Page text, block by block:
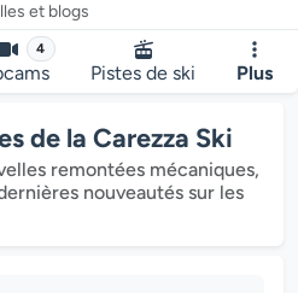
et blogs
4
Pistes de ski Plus
de la Carezza Ski
remontées mécaniques,
nouveautés sur les